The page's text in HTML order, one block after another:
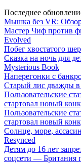
Последнее
Мышка без VR:
Мастер Чиф против
Evolved
Побег хвостатого
Сказка на ночь для
Mysterious Book
Наперегонки с
Старый лис дважды в
Пользовательские
стартовал новый
Пользовательские
стартовал новый
Солнце, море,
Resynced
Детям до 16 лет
соцсети — Британия